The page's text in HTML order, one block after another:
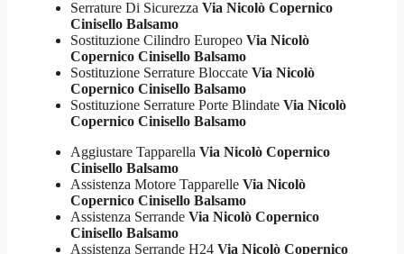
Serrature Di Sicurezza Via Nicolò Copernico
Cinisello Balsamo
Sostituzione Cilindro Europeo Via Nicolò
Copernico Cinisello Balsamo
Sostituzione Serrature Bloccate Via Nicolò
Copernico Cinisello Balsamo
Sostituzione Serrature Porte Blindate Via Nicolò
Copernico Cinisello Balsamo
Aggiustare Tapparella Via Nicolò Copernico
Cinisello Balsamo
Assistenza Motore Tapparelle Via Nicolò
Copernico Cinisello Balsamo
Assistenza Serrande Via Nicolò Copernico
Cinisello Balsamo
Assistenza Serrande H24 Via Nicolò Copernico